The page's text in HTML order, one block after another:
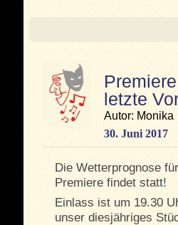
letzte
Autor: Monika
30. Juni 2017
Die Wetterprognose
Premiere findet statt!
Einlass ist um 19.30
unser diesjähriges